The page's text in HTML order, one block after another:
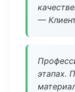
—
этапах.